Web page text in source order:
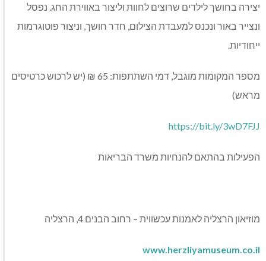
יצירה בחושך לילדים שרוצים לחוות וליצור באווירת החג. נפסל
ונצייר באור ונכנס למעבדת הצילום, חדר חושך, וניצור פוטוגרמות
ייחודיות.
מספר המקומות מוגבל, דמי השתתפות: 65 ₪ (יש לרכוש כרטיסים
מראש)
https://bit.ly/3wD7FJJ
הפעילות בהתאם להנחיות משרד הבריאות
מוזיאון הרצליה לאמנות עכשווית – רחוב הבנים 4, הרצליה
www.herzliyamuseum.co.il